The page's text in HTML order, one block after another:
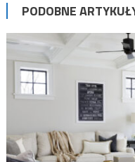
PODOBNE